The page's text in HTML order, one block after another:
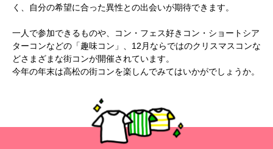
く、自分の希望に合った異性との出会いが期待できます。
一人で参加できるものや、コン・フェス好きコン・ショートシア
ターコンなどの「趣味コン」、12月ならではのクリスマスコンな
どさまざまな街コンが開催されています。
今年の年末は高松の街コンを楽しんでみてはいかがでしょうか。